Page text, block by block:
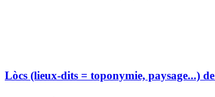
Lòcs (lieux-dits = toponymie, paysage...) de